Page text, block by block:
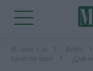
Mi bebé y yo Bebés